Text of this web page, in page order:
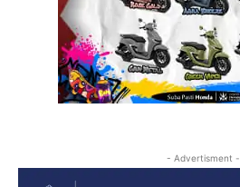
- Advertisment -